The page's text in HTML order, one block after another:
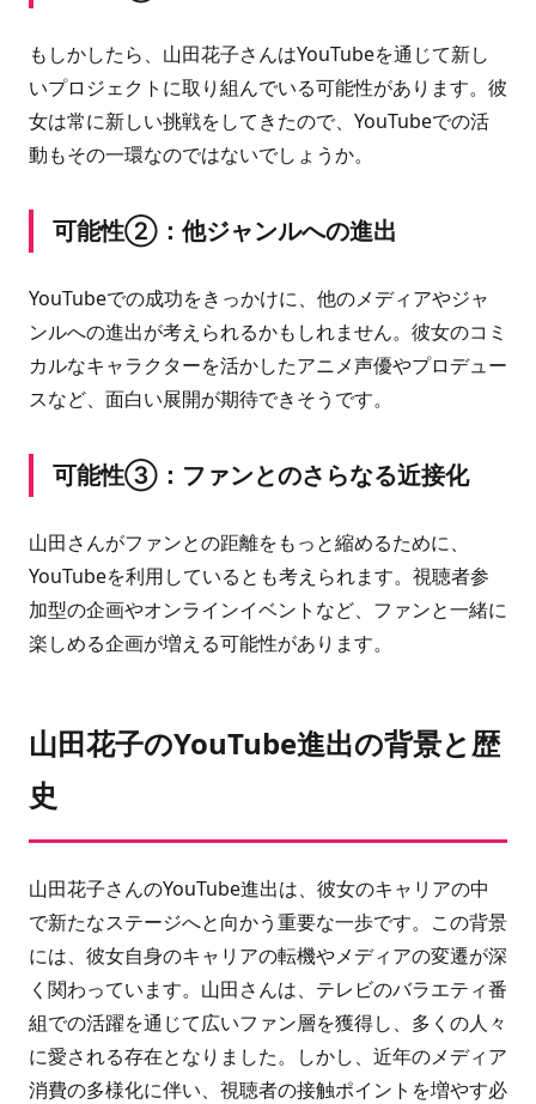
もしかしたら、山田花子さんはYouTubeを通じて新し
いプロジェクトに取り組んでいる可能性があります。彼
女は常に新しい挑戦をしてきたので、YouTubeでの活
動もその一環なのではないでしょうか。
可能性②：他ジャンルへの進出
YouTubeでの成功をきっかけに、他のメディアやジャ
ンルへの進出が考えられるかもしれません。彼女のコミ
カルなキャラクターを活かしたアニメ声優やプロデュー
スなど、面白い展開が期待できそうです。
可能性③：ファンとのさらなる近接化
山田さんがファンとの距離をもっと縮めるために、
YouTubeを利用しているとも考えられます。視聴者参
加型の企画やオンラインイベントなど、ファンと一緒に
楽しめる企画が増える可能性があります。
山田花子のYouTube進出の背景と歴
史
山田花子さんのYouTube進出は、彼女のキャリアの中
で新たなステージへと向かう重要な一歩です。この背景
には、彼女自身のキャリアの転機やメディアの変遷が深
く関わっています。山田さんは、テレビのバラエティ番
組での活躍を通じて広いファン層を獲得し、多くの人々
に愛される存在となりました。しかし、近年のメディア
消費の多様化に伴い、視聴者の接触ポイントを増やす必